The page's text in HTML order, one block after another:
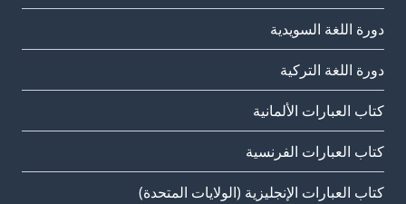
دورة اللغة السويدية
دورة اللغة التركية
كتاب العبارات الألمانية
كتاب العبارات الفرنسية
كتاب العبارات الإنجليزية (الولايات المتحدة)